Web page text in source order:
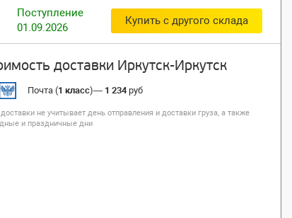
Поступление
01.09.2026
Купить с другого склада
доставки Иркутск-Иркутск
Почта (1 класс)— 1 234руб
не учитывает день отправления и доставки груза, а также
и праздничные дни